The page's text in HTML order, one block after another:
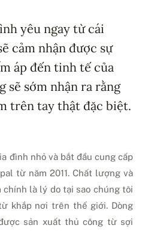
yêu ngay từ cái
cảm nhận được sự
áp đến tinh tế của
sẽ sớm nhận ra rằng
trên tay thật đặc biệt.
đình nhỏ và bắt đầu cung cấp
từ năm 2011. Chất lượng và
chính là lý do tại sao chúng tôi
khắp nơi trên thế giới. Dòng
sản xuất thủ công từ sợi